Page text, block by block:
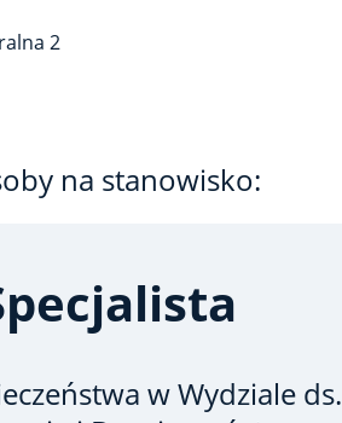
2
na stanowisko:
w Wydziale ds.